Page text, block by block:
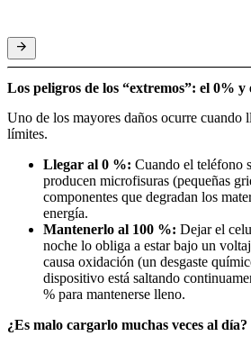
Los peligros de los “extremos”: el 0% y
Uno de los mayores daños ocurre cuando
límites.
Llegar al 0 %: Cuando el teléfono
producen microfisuras (pequeñas
componentes que degradan los
energía.
Mantenerlo al 100 %: Dejar el
noche lo obliga a estar bajo un
causa oxidación (un desgaste
dispositivo está saltando
% para mantenerse lleno.
¿Es malo cargarlo muchas veces al día?